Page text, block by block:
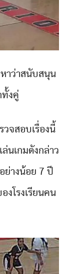
าว่าสนับสนุน
ทั้งคู่
วจสอบเรื่องนี้
นเกมดังกล่าว
ย่างน้อย 7 ปี
งโรงเรียนคน